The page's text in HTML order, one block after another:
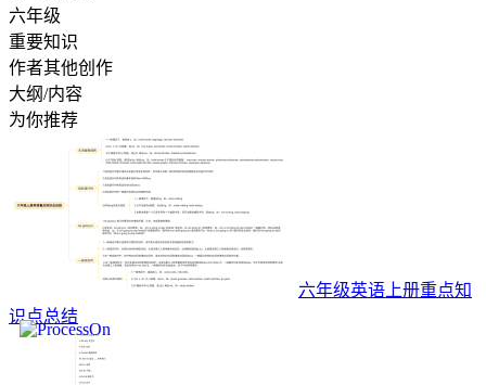
六年级
重要知识
作者其他创作
大纲/内容
为你推荐
六年级英语上册重点知
识点总结